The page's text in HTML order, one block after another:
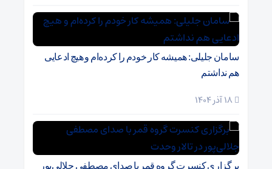
سامان جلیلی: همیشه کار خودم را کرده‌ام و هیچ ادعایی
هم نداشتم
برگزاری کنسرت گروه قمر با صدای مصطفی جلالی‌پور